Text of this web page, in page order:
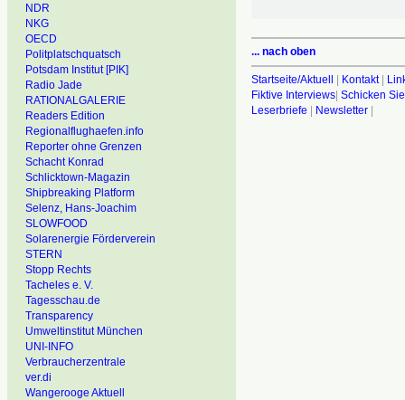
NDR
NKG
OECD
Politplatschquatsch
Potsdam Institut [PIK]
Radio Jade
RATIONALGALERIE
Readers Edition
Regionalflughaefen.info
Reporter ohne Grenzen
Schacht Konrad
Schlicktown-Magazin
Shipbreaking Platform
Selenz, Hans-Joachim
SLOWFOOD
Solarenergie Förderverein
STERN
Stopp Rechts
Tacheles e. V.
Tagesschau.de
Transparency
Umweltinstitut München
UNI-INFO
Verbraucherzentrale
ver.di
Wangerooge Aktuell
... nach oben
Startseite/Aktuell | Kontakt|
Fiktive Interviews| Schicken
Leserbriefe | Newsletter|